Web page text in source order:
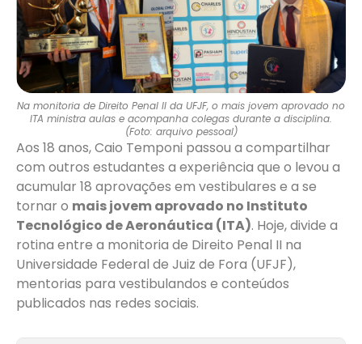
Na monitoria de Direito Penal II da UFJF, o mais jovem aprovado no
ITA ministra aulas e acompanha colegas durante a disciplina.
(Foto: arquivo pessoal)
Aos 18 anos, Caio Temponi passou a compartilhar
com outros estudantes a experiência que o levou a
acumular 18 aprovações em vestibulares e a se
tornar o mais jovem aprovado no Instituto
Tecnológico de Aeronáutica (ITA). Hoje, divide a
rotina entre a monitoria de Direito Penal II na
Universidade Federal de Juiz de Fora (UFJF),
mentorias para vestibulandos e conteúdos
publicados nas redes sociais.